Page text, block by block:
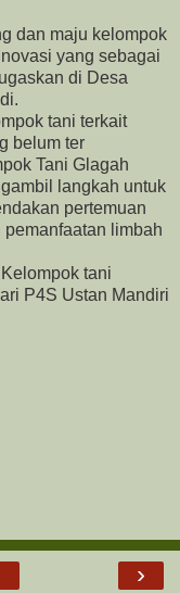
dan maju kelompok
yang sebagai
di Desa
tani terkait
belum ter
Tani Glagah
langkah untuk
pertemuan
limbah
tani
P4S Ustan Mandiri
›